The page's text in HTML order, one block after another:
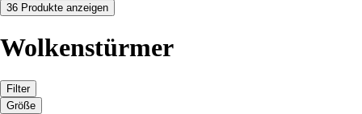
36 Produkte anzeigen
Wolkenstürmer
Filter
Größe